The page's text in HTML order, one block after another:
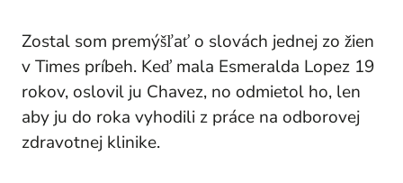
Zostal som premýšľať o slovách jednej zo žien
vTimes príbeh. Keď mala Esmeralda Lopez 19
rokov, oslovil ju Chavez, no odmietol ho, len
aby ju do roka vyhodili z práce na odborovej
zdravotnej klinike.